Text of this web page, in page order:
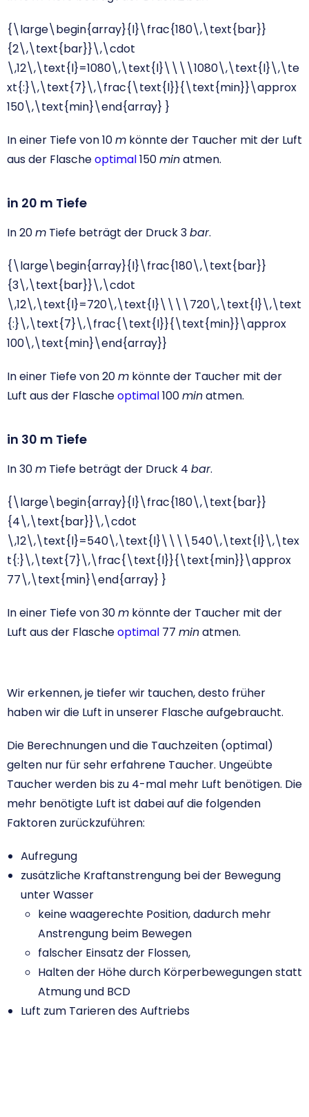
{\large\begin{array}{l}\frac{180\,\text{bar}}
{2\,\text{bar}}\,\cdot
\,12\,\text{l}=1080\,\text{l}\\\\1080\,\text{l}\,\te
xt{:}\,\text{7}\,\frac{\text{l}}{\text{min}}\approx
150\,\text{min}\end{array} }
In einer Tiefe von 10m könnte der Taucher mit der Luft
aus der Flascheoptimal150minatmen.
in 20 m Tiefe
In 20m Tiefe beträgt der Druck 3bar.
{\large\begin{array}{l}\frac{180\,\text{bar}}
{3\,\text{bar}}\,\cdot
\,12\,\text{l}=720\,\text{l}\\\\720\,\text{l}\,\text
{:}\,\text{7}\,\frac{\text{l}}{\text{min}}\approx
100\,\text{min}\end{array}}
In einer Tiefe von 20m könnte der Taucher mit der
Luft aus der Flascheoptimal100minatmen.
in 30 m Tiefe
In 30m Tiefe beträgt der Druck 4 bar.
{\large\begin{array}{l}\frac{180\,\text{bar}}
{4\,\text{bar}}\,\cdot
\,12\,\text{l}=540\,\text{l}\\\\540\,\text{l}\,\tex
t{:}\,\text{7}\,\frac{\text{l}}{\text{min}}\approx
77\,\text{min}\end{array} }
In einer Tiefe von 30m könnte der Taucher mit der
Luft aus der Flascheoptimal 77 minatmen.
Wir erkennen, je tiefer wir tauchen, desto früher
haben wir die Luft in unserer Flasche aufgebraucht.
Die Berechnungen und die Tauchzeiten (optimal)
gelten nur für sehr erfahrene Taucher. Ungeübte
Taucher werden bis zu 4-mal mehr Luft benötigen. Die
mehr benötigte Luft ist dabei auf die folgenden
Faktoren zurückzuführen:
Aufregung
zusätzliche Kraftanstrengung bei der Bewegung
unter Wasser
keine waagerechte Position, dadurch mehr
Anstrengung beim Bewegen
falscher Einsatz der Flossen,
Halten der Höhe durch Körperbewegungen statt
Atmung und BCD
Luft zum Tarieren des Auftriebs